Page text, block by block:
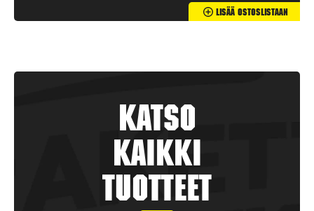
Lisää Ostoslistaan
Katso
kaikki
tuotteet